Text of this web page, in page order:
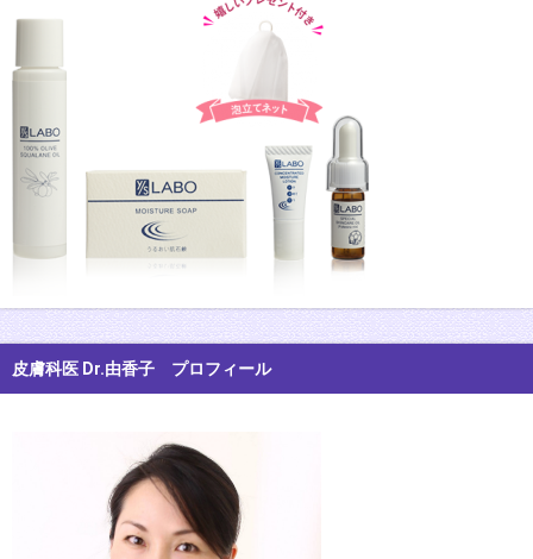
皮膚科医 Dr.由香子 プロフィール